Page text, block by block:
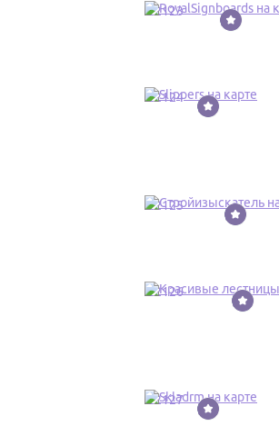
22123
22124
22125
22126
22127